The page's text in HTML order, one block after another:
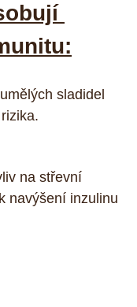
sladidel
na střevní
navýšení inzulinu